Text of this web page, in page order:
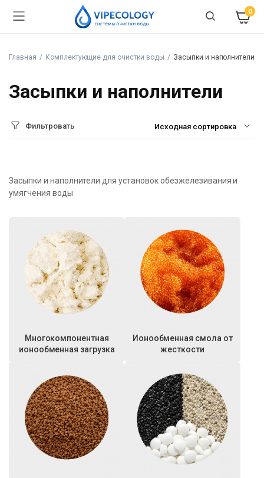
0
Главная Комплектующие для очистки воды Засыпки и наполнители
Засыпки и наполнители
Фильтровать
Засыпки и наполнители для установок обезжелезивания и
умягчения воды
Многокомпонентная
ионообменная загрузка
Ионообменная смола от
жесткости